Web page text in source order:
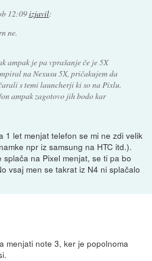
12:09izjavil:
ne.
ampak je pa vprašanje če je 5X
na Nexusu 5X, pričakujem da
s temi launcherji ki so na Pixlu.
ampak zagotovo jih bodo kar
1 let menjat telefon se mi ne zdi velik
npr iz samsung na HTC itd.).
na Pixel menjat, se ti pa bo
vsaj men se takrat iz N4 ni splačalo
menjati note 3, ker je popolnoma